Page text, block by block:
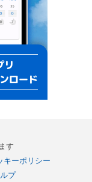
す
キーポリシー
プ